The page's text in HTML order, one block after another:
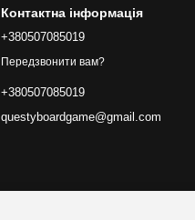
Контактна інформація
+380507085019
Передзвонити вам?
+380507085019
questyboardgame@gmail.com